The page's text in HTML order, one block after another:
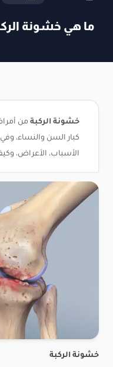
ما هي خشونة
خشونة الركبة من
كبار السن والنساء،
الأسباب، الأعراض،
خشونة الركبة